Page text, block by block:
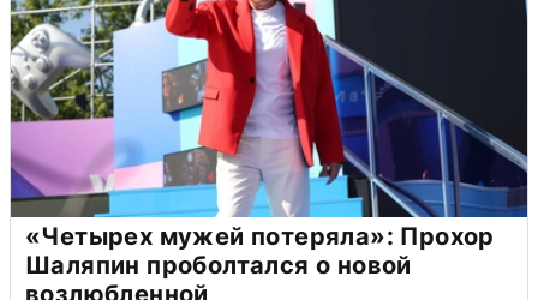
«Четырех мужей потеряла»: Прохор
Шаляпин проболтался о новой
возлюбленной